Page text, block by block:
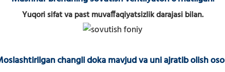
Yuqori sifat va past muvaffaqiyatsizlik darajasi bilan.
changli doka mavjud va uni ajratib olish